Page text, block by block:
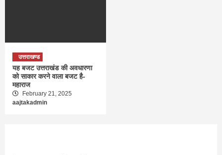
उत्तराखण्ड
यह बजट उत्तराखंड की अवधारणा
को साकार करने वाला बजट है-
महाराज
February 21, 2025
aajtakadmin